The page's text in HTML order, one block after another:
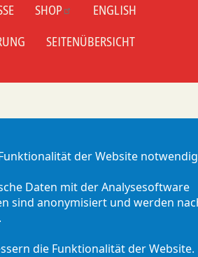
SHOP
ENGLISH
SEITENÜBERSICHT
der Website
Daten mit der Analysesoftware
sind anonymisiert und werden
die Funktionalität der Website.